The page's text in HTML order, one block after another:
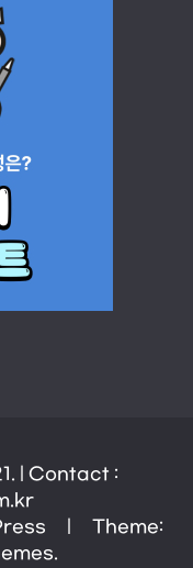
| Contact :
Theme:
.